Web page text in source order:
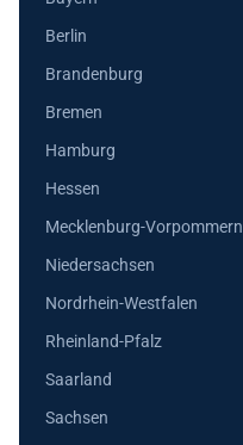
Berlin
Brandenburg
Bremen
Hamburg
Hessen
Mecklenburg-Vorpommern
Niedersachsen
Nordrhein-Westfalen
Rheinland-Pfalz
Saarland
Sachsen